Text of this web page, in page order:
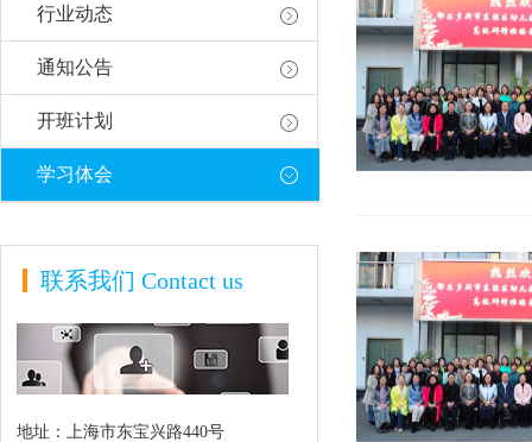
行业动态
通知公告
开班计划
学习体会
联系我们 Contact us
地址：上海市东宝兴路440号